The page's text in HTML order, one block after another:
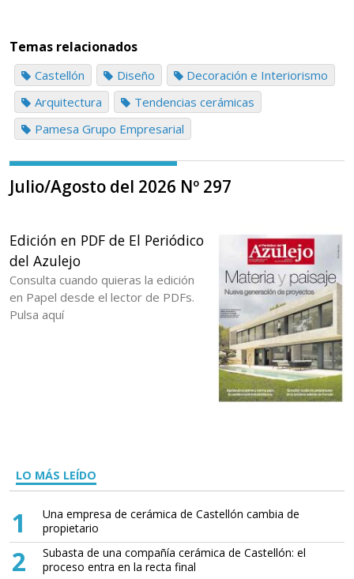
Temas relacionados
Castellón Diseño
Decoración e Interiorismo
Arquitectura
Tendencias cerámicas
Pamesa Grupo Empresarial
Julio/Agosto del 2026 Nº 297
Edición en PDF de El Periódico
del Azulejo
Consulta cuando quieras la edición
en Papel desde el lector de PDFs.
Pulsa aquí
LO MÁS LEÍDO
1
Una empresa de cerámica de Castellón cambia de
propietario
2
Subasta de una compañía cerámica de Castellón: el
proceso entra en la recta final